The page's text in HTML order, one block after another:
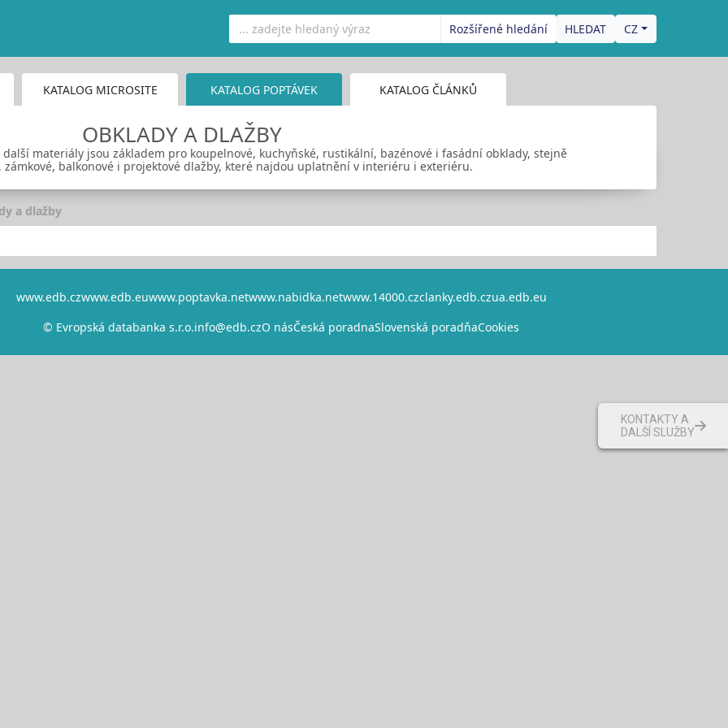
Rozšířené hledání CZ
KATALOG MICROSITE KATALOG POPTÁVEK KATALOG ČLÁNKŮ
OBKLADY A DLAŽBY
materiály jsou základem pro koupelnové, kuchyňské, rustikální, bazénové i fasádní obklady, stejně
balkonové i projektové dlažby, které najdou uplatnění v interiéru i exteriéru.
a dlažby
www.edb.czwww.edb.euwww.poptavka.netwww.nabidka.netwww.14000.czclanky.edb.czua.edb.eu
© Evropská databanka s.r.o.info@edb.czO násČeská poradnaSlovenská poradňaCookies
KONTAKTY A
DALŠÍ SLUŽBY